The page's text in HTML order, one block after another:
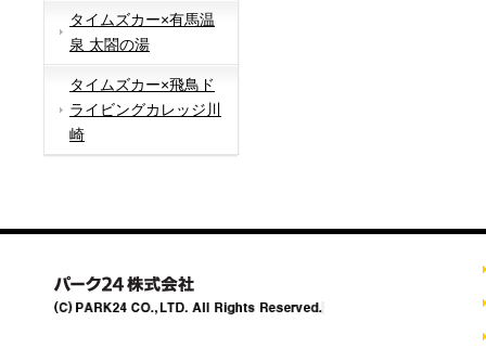
タイムズカー×有馬温
泉 太閤の湯
タイムズカー×飛鳥ド
ライビングカレッジ川
崎